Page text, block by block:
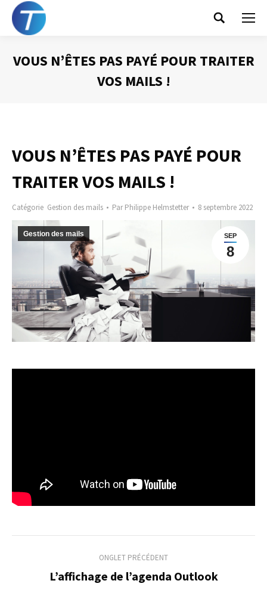
Search:
VOUS N’ÊTES PAS PAYÉ POUR TRAITER
VOS MAILS !
VOUS N’ÊTES PAS PAYÉ POUR
TRAITER VOS MAILS !
Catégorie Gestion des mails ParPhilippe Helmstetter 8 septembre 2022
SEP
8
Gestion des mails
NavigationONGLET PRÉCÉDENT
Onglet
L’affichage de l’agenda Outlook